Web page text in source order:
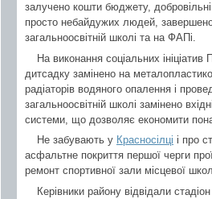
залучено кошти бюджету, добровільні
просто небайдужих людей,
загальноосвітній школі та на ФАПі.
На виконання соціальних
дитсадку замінено на
радіаторів водяного опалення і
загальноосвітній школі замінено
системи, що дозволяє економити
Не забувають у Красносілці і про
асфальтне покриття першої черги
ремонт спортивної зали місцевої
Керівники району відвідали